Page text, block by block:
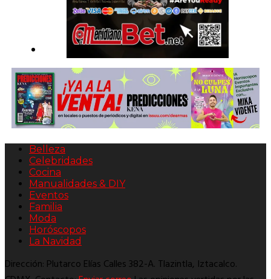
Belleza
Celebridades
Cocina
Manualidades & DIY
Eventos
Familia
Moda
Horóscopos
La Navidad
Dirección: Plutarco Elías Calles 382-A. Tlazintla, Iztacalco.